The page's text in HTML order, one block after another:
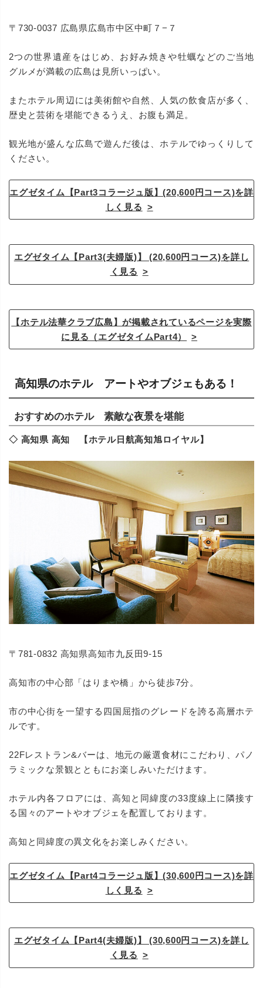
〒730-0037 広島県広島市中区中町７−７
2つの世界遺産をはじめ、お好み焼きや牡蠣などのご当地
グルメが満載の広島は見所いっぱい。
またホテル周辺には美術館や自然、人気の飲食店が多く、
歴史と芸術を堪能できるうえ、お腹も満足。
観光地が盛んな広島で遊んだ後は、ホテルでゆっくりして
ください。
エグゼタイム【Part3コラージュ版】(20,600円コース)を詳
しく見る
エグゼタイム【Part3(夫婦版)】 (20,600円コース)を詳し
く見る
【ホテル法華クラブ広島】が掲載されているページを実際
に見る（エグゼタイムPart4）
高知県のホテル アートやオブジェもある！
おすすめのホテル 素敵な夜景を堪能
◇ 高知県 高知 【ホテル日航高知旭ロイヤル】
〒781-0832 高知県高知市九反田9-15
高知市の中心部「はりまや橋」から徒歩7分。
市の中心街を一望する四国屈指のグレードを誇る高層ホテ
ルです。
22Fレストラン&バーは、地元の厳選食材にこだわり、パノ
ラミックな景観とともにお楽しみいただけます。
ホテル内各フロアには、高知と同緯度の33度線上に隣接す
る国々のアートやオブジェを配置しております。
高知と同緯度の異文化をお楽しみください。
エグゼタイム【Part4コラージュ版】(30,600円コース)を詳
しく見る
エグゼタイム【Part4(夫婦版)】 (30,600円コース)を詳し
く見る